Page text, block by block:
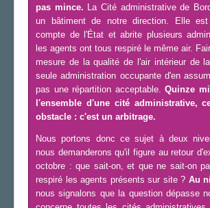
pas mince. La Cité administrative de
un bâtiment de notre direction. Elle
compte de l'État et abrite plusieurs
les agents ont tous respiré le même air.
mesure de la qualité de l'air intérieur de
seule administration occupante d'en
pas une répartition acceptable.Quinze
l'ensemble d'une cité administrative,
obstacle : c'est un arbitrage.
Nous portons donc ce sujet à deux
nous demanderons qu'il figure au retour
octobre : que sait-on, et que ne sait-on
respiré les agents présents sur site ? Au
nous signalons que la question dépasse